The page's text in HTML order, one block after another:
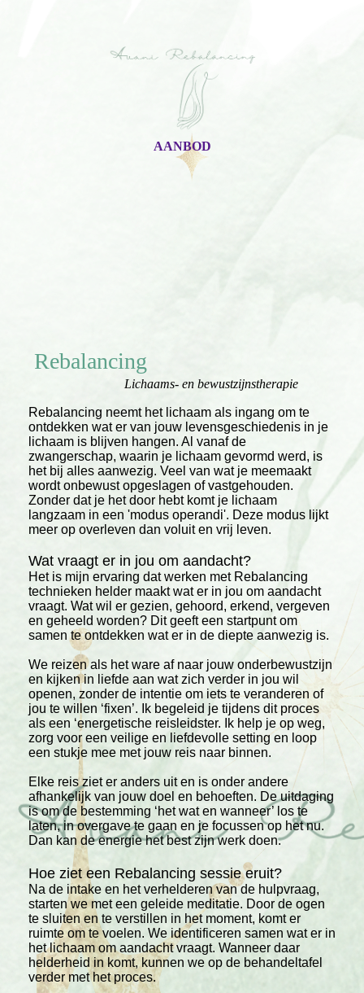
AANBOD
Rebalancing
Lichaams- en bewustzijnstherapie
Rebalancing neemt het lichaam als ingang om te
ontdekken wat er van jouw levensgeschiedenis in je
lichaam is blijven hangen. Al vanaf de
zwangerschap, waarin je lichaam gevormd werd, is
het bij alles aanwezig. Veel van wat je meemaakt
wordt onbewust opgeslagen of vastgehouden.
Zonder dat je het door hebt komt je lichaam
langzaam in een 'modus operandi'. Deze modus lijkt
meer op overleven dan voluit en vrij leven.
Wat vraagt er in jou om aandacht?
Het is mijn ervaring dat werken met Rebalancing
technieken helder maakt wat er in jou om aandacht
vraagt. Wat wil er gezien, gehoord, erkend, vergeven
en geheeld worden? Dit geeft een startpunt om
samen te ontdekken wat er in de diepte aanwezig is.
We reizen als het ware af naar jouw onderbewustzijn
en kijken in liefde aan wat zich verder in jou wil
openen, zonder de intentie om iets te veranderen of
jou te willen ‘fixen’. Ik begeleid je tijdens dit proces
als een ‘energetische reisleidster. Ik help je op weg,
zorg voor een veilige en liefdevolle setting en loop
een stukje mee met jouw reis naar binnen.
Elke reis ziet er anders uit en is onder andere
afhankelijk van jouw doel en behoeften. De uitdaging
is om de bestemming ‘het wat en wanneer’ los te
laten, in overgave te gaan en je focussen op het nu.
Dan kan de energie het best zijn werk doen.
Hoe ziet een Rebalancing sessie eruit?
Na de intake en het verhelderen van de hulpvraag,
starten we met een geleide meditatie. Door de ogen
te sluiten en te verstillen in het moment, komt er
ruimte om te voelen. We identificeren samen wat er in
het lichaam om aandacht vraagt. Wanneer daar
helderheid in komt, kunnen we op de behandeltafel
verder met het proces.